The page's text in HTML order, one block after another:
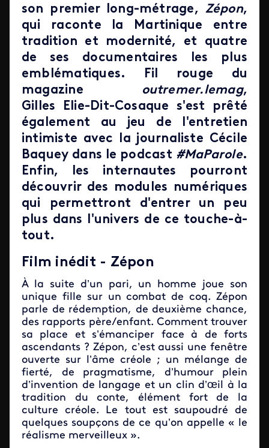
son premier long-métrage, Zépon,
qui raconte la Martinique entre
tradition et modernité, et quatre
de ses documentaires les plus
emblématiques. Fil rouge du
magazine
outremer.lemag,
Gilles Elie-Dit-Cosaque s'est prêté
également au jeu de l'entretien
intimiste avec la journaliste Cécile
Baquey dans le podcast #MaParole.
Enfin, les internautes pourront
découvrir des modules numériques
qui permettront d'entrer un peu
plus dans l'univers de ce touche-à-
tout.
Film inédit - Zépon
À la suite d’un pari, un homme joue son
unique fille sur un combat de coq. Zépon
parle de rédemption, de deuxième chance,
des rapports père/enfant. Comment trouver
sa place et s’émanciper face à de forts
ascendants ? Zépon, c’est aussi une fenêtre
ouverte sur l’âme créole ; un mélange de
fierté, de pragmatisme, d’humour plein
d’invention de langage et un clin d’œil à la
tradition du conte, élément fort de la
culture créole. Le tout est saupoudré de
quelques soupçons de ce qu’on appelle « le
réalisme merveilleux ».